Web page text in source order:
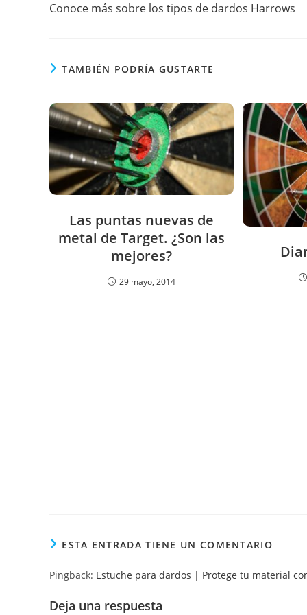
artículos
Conoce más sobre los tipos de dardos Harrows
TAMBIÉN PODRÍA GUSTARTE
Las puntas nuevas de
metal de Target. ¿Son las
mejores?
29 mayo, 2014
ESTA ENTRADA TIENE UN COMENTARIO
Pingback: Estuche para dardos | Protege tu material
Deja una respuesta